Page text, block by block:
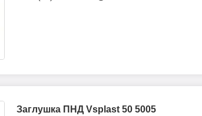
Заглушка ПНД Vsplast 50 5005